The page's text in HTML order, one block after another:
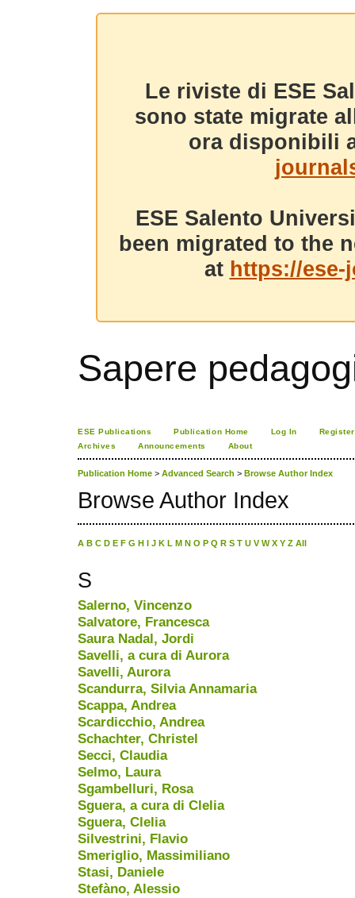
Le riviste di ESE
sono state migrate
ora disponibili
ESE Salento
been migrated to the
at https://
Sapere
ESE Publications Publication Home Log In
Register
Archives
Announcements About
Publication Home > Advanced Search > Browse Author Index
Browse Author Index
A B C D E F G H I J K L M N O P Q R S T U V W X Y Z All
S
Salerno, Vincenzo
Salvatore, Francesca
Saura Nadal, Jordi
Savelli, a cura di Aurora
Savelli, Aurora
Scandurra, Silvia Annamaria
Scappa, Andrea
Scardicchio, Andrea
Schachter, Christel
Secci, Claudia
Selmo, Laura
Sgambelluri, Rosa
Sguera, a cura di Clelia
Sguera, Clelia
Silvestrini, Flavio
Smeriglio, Massimiliano
Stasi, Daniele
Stefàno, Alessio